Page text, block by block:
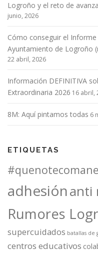
e
e
n
t
r
d
a
s
Logroño y el reto de
junio, 2026
Cómo conseguir el
Ayuntamiento de Logroño
22 abril, 2026
Información DEFINITIVA
Extraordinaria 2026 16 abril,
8M: Aquí pintamos todas 6
ETIQUETAS
adhesiónanti
Rumores
supercuidados batallas de
centros educativos